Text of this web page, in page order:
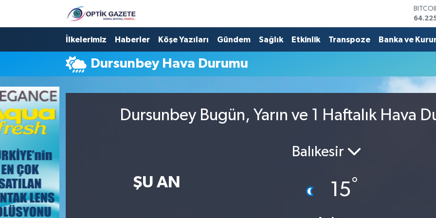
GRAM
13.799
İlkelerimiz Haberler Köşe Yazıları Gündem Sağlık Etkinlik Transpoze Banka ve
Dursunbey Hava Durumu
Dursunbey Bugün, Yarın ve 1 Haftalık Hava
ŞU AN
Balıkesir
15°
Nöbetçi Eczaneler
Hava Durumu
İstanbul Namaz Vakitleri
Trafik Durumu
Süper Lig Puan Durumu ve Fikstür
Tüm Manşetler
Son Dakika Haberleri
Haber Arşivi